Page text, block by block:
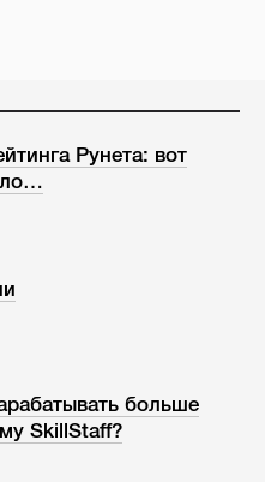
Рунета: вот
больше
SkillStaff?